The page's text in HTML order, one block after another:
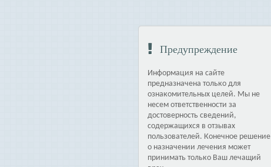
Предупреждение
Информация на сайте
предназначена только для
ознакомительных целей. Мы не
несем ответственности за
достоверность сведений,
содержащихся в отзывах
пользователей. Конечное решение
о назначении лечения может
принимать только Ваш лечащий